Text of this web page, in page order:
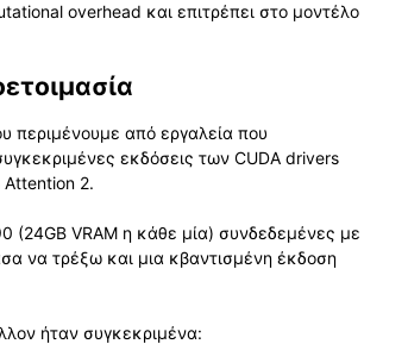
overhead και επιτρέπει στο μοντέλο
περιμένουμε από εργαλεία που
εκδόσεις των CUDA drivers
Attention 2.
(24GB VRAM η κάθε μία) συνδεδεμένες με
να τρέξω και μια κβαντισμένη έκδοση
ήταν συγκεκριμένα: